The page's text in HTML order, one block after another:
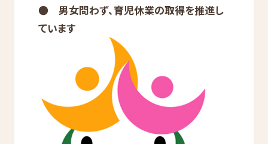
● 男女問わず、育児休業の取得を推進し
ています